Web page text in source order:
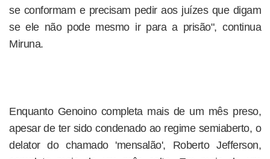
se conformam e precisam pedir aos juízes que digam
se ele não pode mesmo ir para a prisão", continua
Miruna.
Enquanto Genoino completa mais de um mês preso,
apesar de ter sido condenado ao regime semiaberto, o
delator do chamado 'mensalão', Roberto Jefferson,